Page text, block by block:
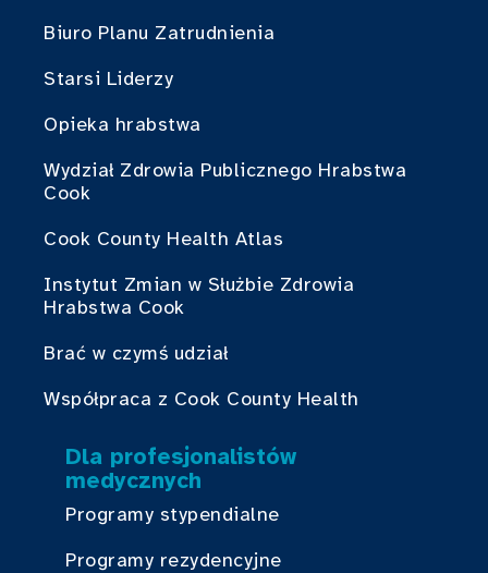
Biuro Planu Zatrudnienia
Starsi Liderzy
Opieka hrabstwa
Wydział Zdrowia Publicznego Hrabstwa
Cook
Cook County Health Atlas
Instytut Zmian w Służbie Zdrowia
Hrabstwa Cook
Brać w czymś udział
Współpraca z Cook County Health
Dla profesjonalistów
medycznych
Programy stypendialne
Programy rezydencyjne